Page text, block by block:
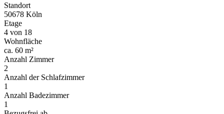
Standort
50678 Köln
Etage
4 von 18
Wohnfläche
ca. 60 m²
Anzahl Zimmer
2
Anzahl der Schlafzimmer
1
Anzahl Badezimmer
1